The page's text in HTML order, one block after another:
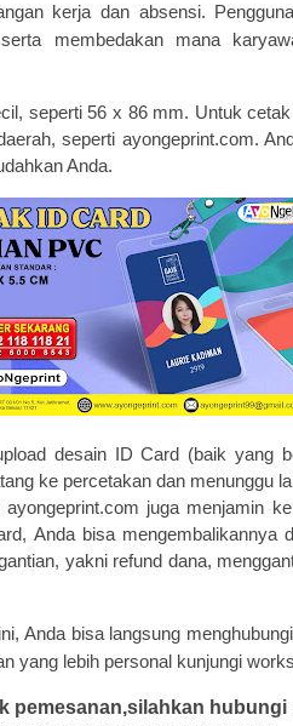
kerja dan absensi.
membedakan mana
seperti 56 x 86 mm. Untuk
seperti ayongeprint.com.
Anda.
desain ID Card (baik yang
ke percetakan dan menunggu
juga menjamin
Anda bisa mengembalikannya
yakni refund dana,
Anda bisa langsung
yang lebih personal kunjungi
pemesanan,silahkan hubungi